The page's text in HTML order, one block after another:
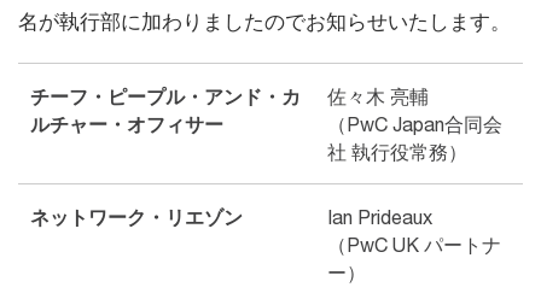
名が執行部に加わりましたのでお知らせいたします。
チーフ・ピープル・アンド・カ
ルチャー・オフィサー
佐々木 亮輔
（PwC Japan合同会
社 執行役常務）
ネットワーク・リエゾン
Ian Prideaux
（PwC UK パートナ
ー）